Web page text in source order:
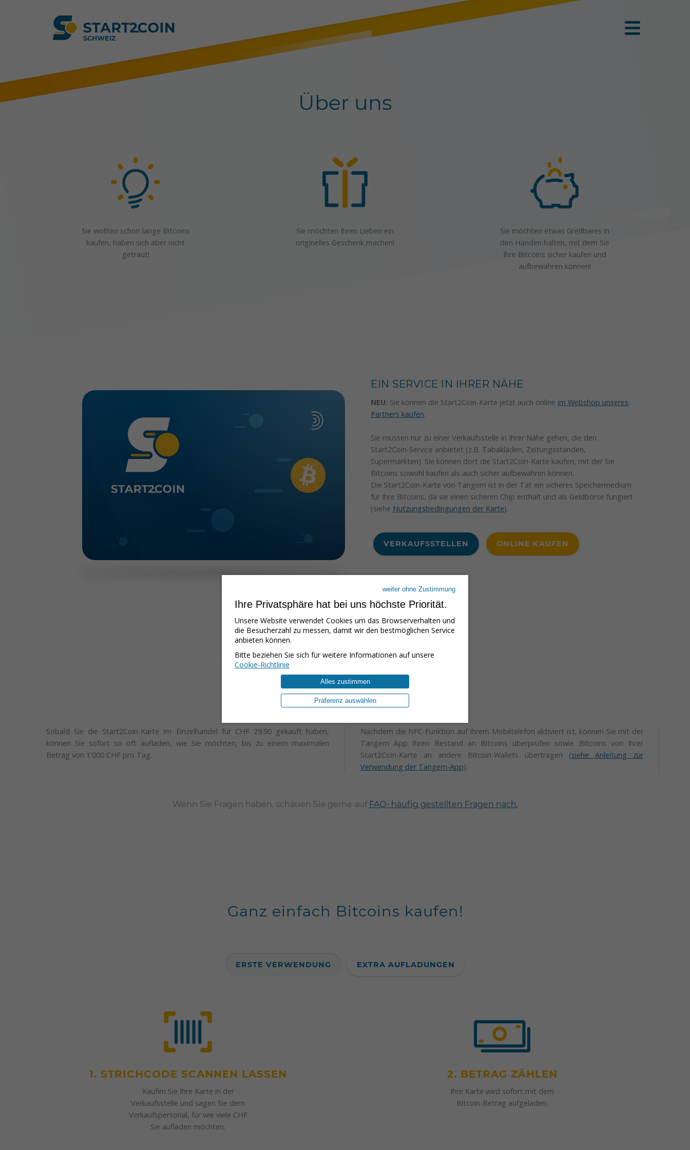
SCHWEIZ
Über uns
Sie wollten schon lange Bitcoins
kaufen, haben sich aber nicht
getraut!
Sie möchten Ihren Lieben ein
originelles Geschenk machen!
Sie möchten etwas Greifbares in
den Händen halten, mit dem Sie
Ihre Bitcoins sicher kaufen und
aufbewahren können!
EIN SERVICE IN IHRER NÄHE
NEU: Sie können die Start2Coin-Karte jetzt auch online im Webshop unseres
Partners kaufen.
Sie müssen nur zu einer Verkaufsstelle in Ihrer Nähe gehen, die den
Start2Coin-Service anbietet (z.B. Tabakläden, Zeitungsständen,
Supermärkten). Sie können dort die Start2Coin-Karte kaufen, mit der Sie
Bitcoins sowohl kaufen als auch sicher aufbewahren können.
Die Start2Coin-Karte von Tangem ist in der Tat ein sicheres Speichermedium
für Ihre Bitcoins, da sie einen sicheren Chip enthält und als Geldbörse fungiert
(siehe Nutzungsbedingungen der Karte).
VERKAUFSSTELLEN ONLINE KAUFEN
Was ist dieStart2Coin-Karte
Sobald Sie die Start2Coin-Karte im Einzelhandel für CHF 29.90 gekauft haben,
können Sie sofort so oft aufladen, wie Sie möchten, bis zu einem maximalen
Betrag von 1'000 CHF pro Tag.
Nachdem die NFC-Funktion auf Ihrem Mobiltelefon aktiviert ist, können Sie mit der
Tangem App Ihren Bestand an Bitcoins überprüfen sowie Bitcoins von Ihrer
Start2Coin-Karte an andere Bitcoin-Wallets übertragen (siehe Anleitung zur
Verwendung der Tangem-App).
Wenn Sie Fragen haben, schauen Sie gerne auf FAQ- häufig gestellten Fragen nach.
Ganz einfach Bitcoins kaufen!
ERSTE VERWENDUNG EXTRA AUFLADUNGEN
1. STRICHCODE SCANNEN LASSEN
Kaufen Sie Ihre Karte in der
Verkaufsstelle und sagen Sie dem
Verkaufspersonal, für wie viele CHF
Sie aufladen möchten.
2. BETRAG ZÄHLEN
Ihre Karte wird sofort mit dem
Bitcoin-Betrag aufgeladen.
weiter ohne Zustimmung
Ihre Privatsphäre hat bei uns höchste Priorität.
Unsere Website verwendet Cookies um das Browserverhalten und
die Besucherzahl zu messen, damit wir den bestmöglichen Service
anbieten können.
Bitte beziehen Sie sich für weitere Informationen auf unsere
Cookie-Richtlinie
Alles zustimmen
Präferenz auswählen